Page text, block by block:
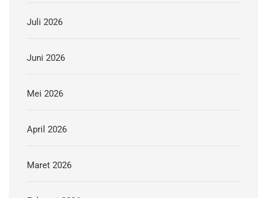
Juli 2026
Juni 2026
Mei 2026
April 2026
Maret 2026